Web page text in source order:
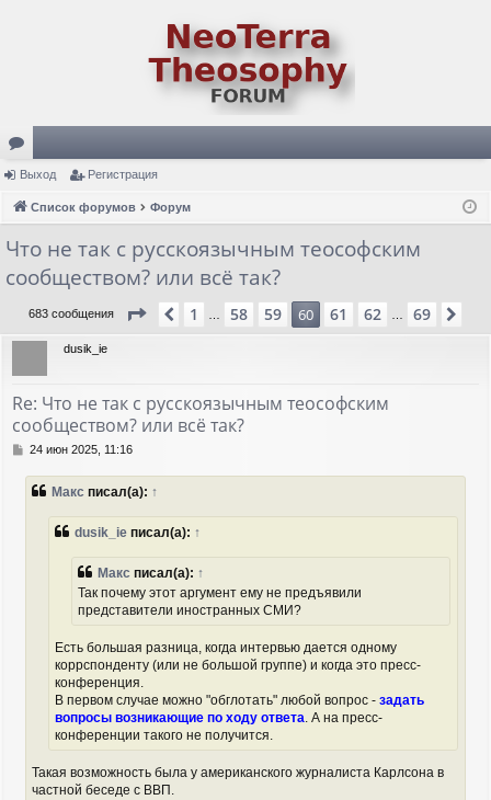
ор
ум
ы
Выход Регистрация
Список форумов Форум
Что не так с русскоязычным теософским
сообществом? или всё так?
683 сообщения Страница 60из69
Пред.
1 58 59 60 61 62 69
dusik_ie
Re: Что не так с русскоязычным теософским
сообществом? или всё так?
С
о
24 июн 2025, 11:16
Макс писал(а): ↑
dusik_ie писал(а): ↑
Макс писал(а): ↑
Так почему этот аргумент ему не предъявили
представители иностранных СМИ?
Есть большая разница, когда интервью дается одному
коррспонденту (или не большой группе) и когда это пресс-
конференция.
В первом случае можно "обглотать" любой вопрос - задать
вопросы возникающие по ходу ответа. А на пресс-
конференции такого не получится.
Такая возможность была у американского журналиста Карлсона в
частной беседе с ВВП.